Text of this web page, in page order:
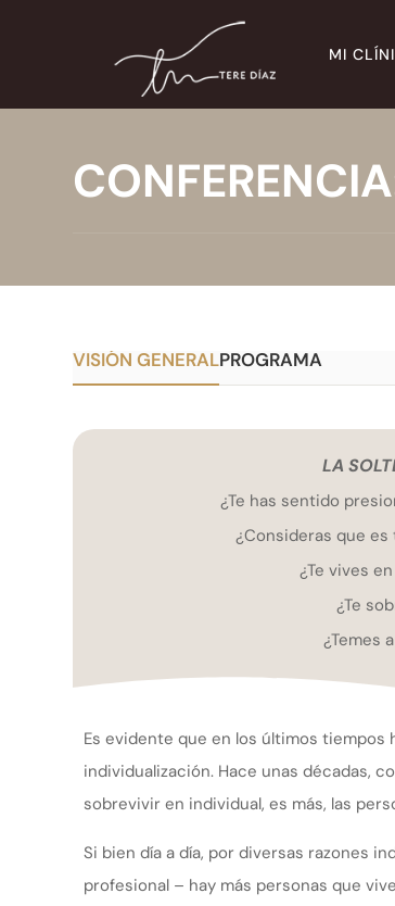
Sitio web oficial
MI
VISIÓN GENERALPROGRAMA
LA
¿Te has sentido
¿Consideras que
¿Te vives
¿Te
¿Temes
Es evidente que en los últimos
individualización. Hace unas décadas,
sobrevivir en individual, es más, las
Si bien día a día, por diversas razones
profesional – hay más personas que